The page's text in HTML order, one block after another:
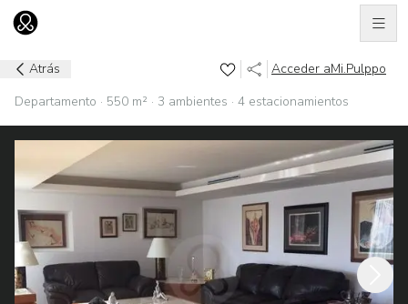
Ir al home
Atrás Acceder aMi.Pulppo
Departamento · 550 m² · 3 ambientes · 4 estacionamientos